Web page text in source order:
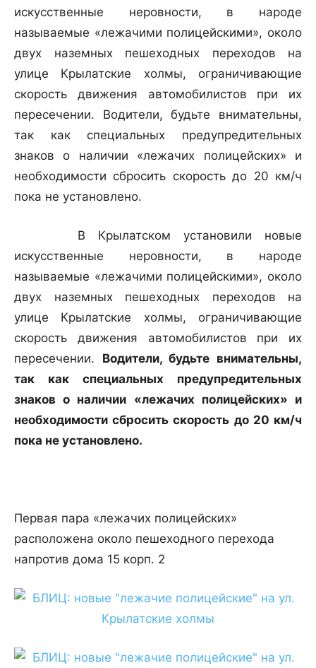
искусственные неровности, в народе
называемые «лежачими полицейскими», около
двух наземных пешеходных переходов на
улице Крылатские холмы, ограничивающие
скорость движения автомобилистов при их
пересечении. Водители, будьте внимательны,
так как специальных предупредительных
знаков о наличии «лежачих полицейских» и
необходимости сбросить скорость до 20 км/ч
пока не установлено.
В Крылатском установили новые
искусственные неровности, в народе
называемые «лежачими полицейскими», около
двух наземных пешеходных переходов на
улице Крылатские холмы, ограничивающие
скорость движения автомобилистов при их
пересечении. Водители, будьте внимательны,
так как специальных предупредительных
знаков о наличии «лежачих полицейских» и
необходимости сбросить скорость до 20 км/ч
пока не установлено.
Первая пара «лежачих полицейских»
расположена около пешеходного перехода
напротив дома 15 корп. 2